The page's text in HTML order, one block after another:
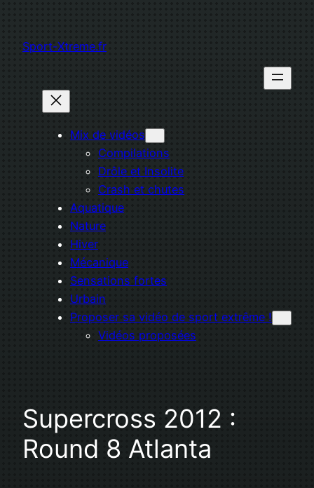
contenu
Sport-Xtreme.fr
Mix de vidéos
Compilations
Drôle et Insolite
Crash et chutes
Aquatique
Nature
Hiver
Mécanique
Sensations fortes
Urbain
Proposer sa vidéo de sport extrême !
Vidéos proposées
Supercross 2012 :
Round 8 Atlanta